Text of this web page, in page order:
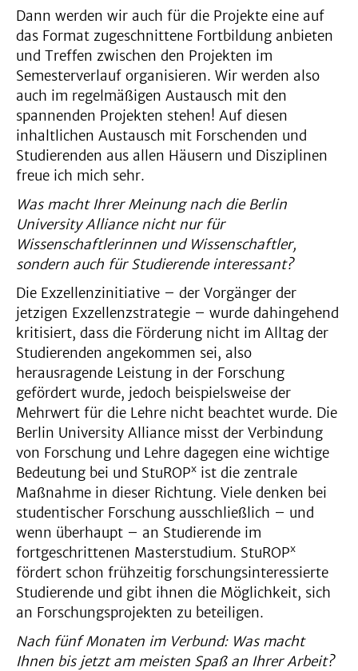
Dann werden wir auch für die Projekte eine auf
das Format zugeschnittene Fortbildung anbieten
und Treffen zwischen den Projekten im
Semesterverlauf organisieren. Wir werden also
auch im regelmäßigen Austausch mit den
spannenden Projekten stehen! Auf diesen
inhaltlichen Austausch mit Forschenden und
Studierenden aus allen Häusern und Disziplinen
freue ich mich sehr.
Was macht Ihrer Meinung nach die Berlin
University Alliance nicht nur für
Wissenschaftlerinnen und Wissenschaftler,
sondern auch für Studierende interessant?
Die Exzellenzinitiative – der Vorgänger der
jetzigen Exzellenzstrategie – wurde dahingehend
kritisiert, dass die Förderung nicht im Alltag der
Studierenden angekommen sei, also
herausragende Leistung in der Forschung
gefördert wurde, jedoch beispielsweise der
Mehrwert für die Lehre nicht beachtet wurde. Die
Berlin University Alliance misst der Verbindung
von Forschung und Lehre dagegen eine wichtige
Bedeutung bei und StuROPx ist die zentrale
Maßnahme in dieser Richtung. Viele denken bei
studentischer Forschung ausschließlich – und
wenn überhaupt – an Studierende im
fortgeschrittenen Masterstudium. StuROPx
fördert schon frühzeitig forschungsinteressierte
Studierende und gibt ihnen die Möglichkeit, sich
an Forschungsprojekten zu beteiligen.
Nach fünf Monaten im Verbund: Was macht
Ihnen bis jetzt am meisten Spaß an Ihrer Arbeit?